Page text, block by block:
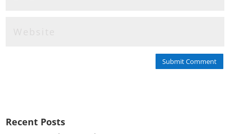
Submit Comment
Recent Posts